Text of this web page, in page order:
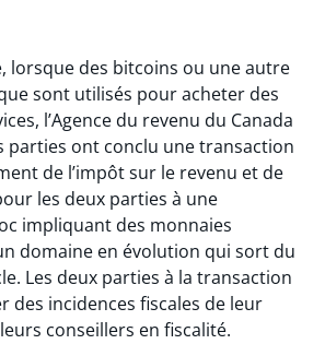
lorsque des bitcoins ou une autre
sont utilisés pour acheter des
l’Agence du revenu du Canada
parties ont conclu une transaction
de l’impôt sur le revenu et de
les deux parties à une
impliquant des monnaies
domaine en évolution qui sort du
Les deux parties à la transaction
des incidences fiscales de leur
conseillers en fiscalité.